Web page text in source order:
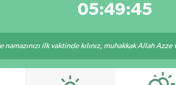
05:49:45
ilk vaktinde kılınız, muhakkak Allah